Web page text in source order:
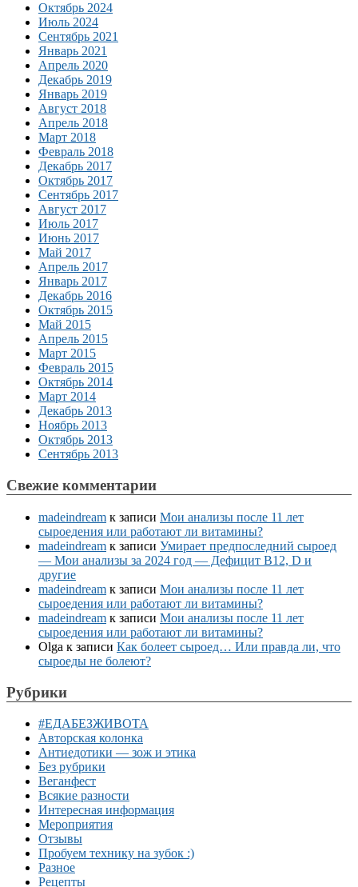
Октябрь 2024
Июль 2024
Сентябрь 2021
Январь 2021
Апрель 2020
Декабрь 2019
Январь 2019
Август 2018
Апрель 2018
Март 2018
Февраль 2018
Декабрь 2017
Октябрь 2017
Сентябрь 2017
Август 2017
Июль 2017
Июнь 2017
Май 2017
Апрель 2017
Январь 2017
Декабрь 2016
Октябрь 2015
Май 2015
Апрель 2015
Март 2015
Февраль 2015
Октябрь 2014
Март 2014
Декабрь 2013
Ноябрь 2013
Октябрь 2013
Сентябрь 2013
Свежие комментарии
madeindream к записи Мои анализы после 11 лет
сыроедения или работают ли витамины?
madeindream к записи Умирает предпоследний сыроед
— Мои анализы за 2024 год — Дефицит B12, D и
другие
madeindream к записи Мои анализы после 11 лет
сыроедения или работают ли витамины?
madeindream к записи Мои анализы после 11 лет
сыроедения или работают ли витамины?
Olga к записи Как болеет сыроед… Или правда ли, что
сыроеды не болеют?
Рубрики
#ЕДАБЕЗЖИВОТА
Авторская колонка
Антиедотики — зож и этика
Без рубрики
Веганфест
Всякие разности
Интересная информация
Мероприятия
Отзывы
Пробуем технику на зубок :)
Разное
Рецепты